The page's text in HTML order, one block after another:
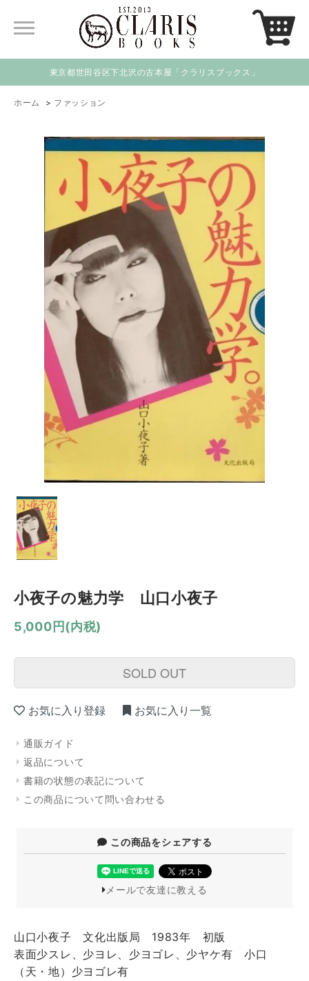
東京都世田谷区下北沢の古本屋「クラリスブックス」
ホーム > ファッション
小夜子の魅力学 山口小夜子
5,000円(内税)
SOLD OUT
お気に入り登録 お気に入り一覧
通販ガイド
返品について
書籍の状態の表記について
この商品について問い合わせる
この商品をシェアする
メールで友達に教える
山口小夜子 文化出版局 1983年 初版
表面少スレ、少ヨレ、少ヨゴレ、少ヤケ有 小口
（天・地）少ヨゴレ有